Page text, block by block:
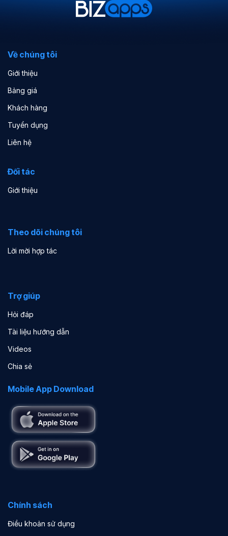
Về chúng tôi
Giới thiệu
Bảng giá
Khách hàng
Tuyển dụng
Liên hệ
Đối tác
Giới thiệu
Theo dõi chúng tôi
Lời mời hợp tác
Trợ giúp
Hỏi đáp
Tài liệu hướng dẫn
Videos
Chia sẻ
Mobile App Download
Chính sách
Điều khoản sử dụng